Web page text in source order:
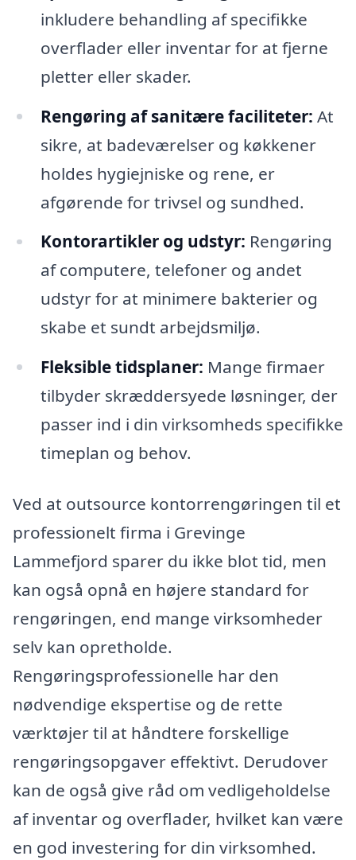
inkludere behandling af specifikke
overflader eller inventar for at fjerne
pletter eller skader.
Rengøring af sanitære faciliteter: At
sikre, at badeværelser og køkkener
holdes hygiejniske og rene, er
afgørende for trivsel og sundhed.
Kontorartikler og udstyr: Rengøring
af computere, telefoner og andet
udstyr for at minimere bakterier og
skabe et sundt arbejdsmiljø.
Fleksible tidsplaner: Mange firmaer
tilbyder skræddersyede løsninger, der
passer ind i din virksomheds specifikke
timeplan og behov.
Ved at outsource kontorrengøringen til et
professionelt firma i Grevinge
Lammefjord sparer du ikke blot tid, men
kan også opnå en højere standard for
rengøringen, end mange virksomheder
selv kan opretholde.
Rengøringsprofessionelle har den
nødvendige ekspertise og de rette
værktøjer til at håndtere forskellige
rengøringsopgaver effektivt. Derudover
kan de også give råd om vedligeholdelse
af inventar og overflader, hvilket kan være
en god investering for din virksomhed.